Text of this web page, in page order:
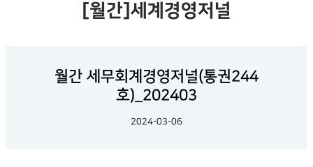
[월간]세계경영저널
월간 세무회계경영저널(통권244
호)_202403
2024-03-06